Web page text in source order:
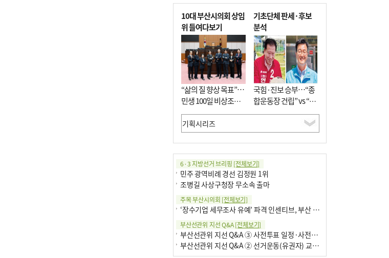
10대 부산시의회 상임
위 들여다보기
“삶의 질 향상 목표”…
민생 100일 비상조치
면밀 심사
기초단체 판세·후보
분석
국힘·진보 승부…“종
합운동장 건립” vs “출
근 공공버스 도입”
6·3 지방선거 브리핑 [전체보기]
민주 광역비례 경선 김정원 1위
조병길 사상구청장 무소속 출마
주목 부산시의회 [전체보기]
‘장수기업 세무조사 유예’ 파격 인센티브, 부산 유출 막을까
부산선관위 지선 Q&A[전체보기]
부산선관위 지선 Q&A ③ 사전투표 일정·사전투표함 보관
부산선관위 지선 Q&A ② 선거운동(유권자) 교육감투표용지